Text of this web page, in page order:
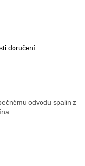
doručení
odvodu spalin z